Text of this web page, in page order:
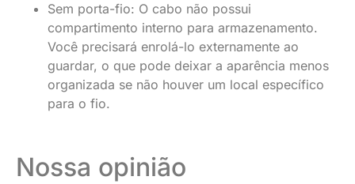
Sem porta-fio: O cabo não possui
compartimento interno para armazenamento.
Você precisará enrolá-lo externamente ao
guardar, o que pode deixar a aparência menos
organizada se não houver um local específico
para o fio.
Nossa opinião